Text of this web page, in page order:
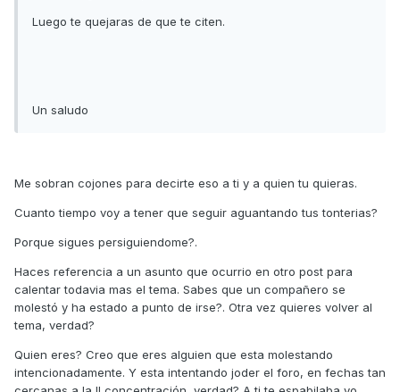
Luego te quejaras de que te citen.
Un saludo
Me sobran cojones para decirte eso a ti y a quien tu quieras.
Cuanto tiempo voy a tener que seguir aguantando tus tonterias?
Porque sigues persiguiendome?.
Haces referencia a un asunto que ocurrio en otro post para
calentar todavia mas el tema. Sabes que un compañero se
molestó y ha estado a punto de irse?. Otra vez quieres volver al
tema, verdad?
Quien eres? Creo que eres alguien que esta molestando
intencionadamente. Y esta intentando joder el foro, en fechas tan